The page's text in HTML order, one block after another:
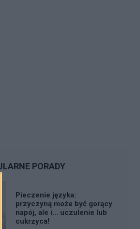
PORADY
Pieczenie języka:
przyczyną może być gorący
napój, ale i... uczulenie lub
cukrzyca!